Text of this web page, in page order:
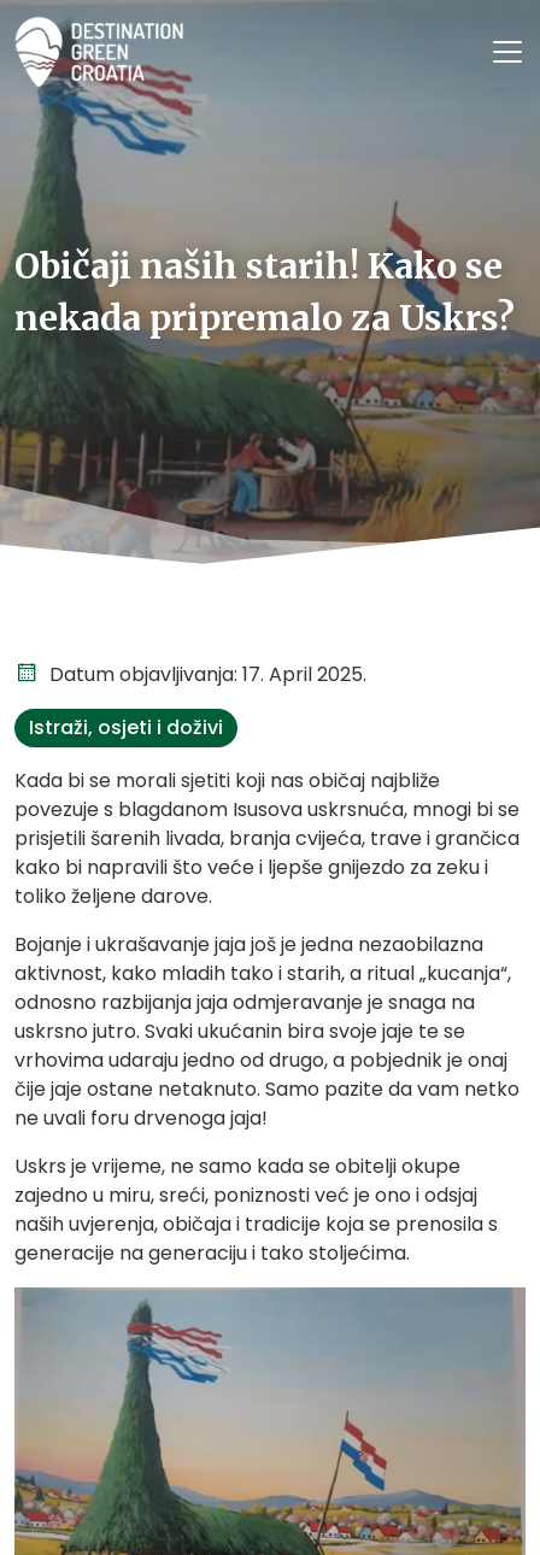
Običaji naših starih! Kako se
nekada pripremalo za Uskrs?
Datum objavljivanja: 17. April 2025.
Istraži, osjeti i doživi
Kada bi se morali sjetiti koji nas običaj najbliže
povezuje s blagdanom Isusova uskrsnuća, mnogi bi se
prisjetili šarenih livada, branja cvijeća, trave i grančica
kako bi napravili što veće i ljepše gnijezdo za zeku i
toliko željene darove.
Bojanje i ukrašavanje jaja još je jedna nezaobilazna
aktivnost, kako mladih tako i starih, a ritual „kucanja“,
odnosno razbijanja jaja odmjeravanje je snaga na
uskrsno jutro. Svaki ukućanin bira svoje jaje te se
vrhovima udaraju jedno od drugo, a pobjednik je onaj
čije jaje ostane netaknuto. Samo pazite da vam netko
ne uvali foru drvenoga jaja!
Uskrs je vrijeme, ne samo kada se obitelji okupe
zajedno u miru, sreći, poniznosti već je ono i odsjaj
naših uvjerenja, običaja i tradicije koja se prenosila s
generacije na generaciju i tako stoljećima.